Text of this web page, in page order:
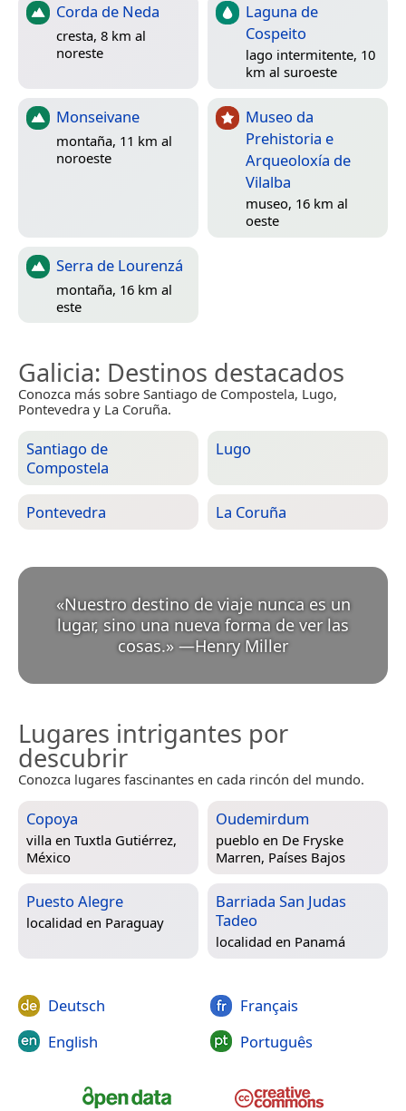
Corda de Neda
cresta, 8 km al
noreste
Laguna de
Cospeito
lago intermitente, 10
km al suroeste
Monseivane
montaña, 11 km al
noroeste
Museo da
Prehistoria e
Arqueoloxía de
Vilalba
museo, 16 km al
oeste
Serra de Lourenzá
montaña, 16 km al
este
Galicia: Destinos destacados
Conozca más sobre Santiago de Compostela, Lugo,
Pontevedra y La Coruña.
Santiago de
Compostela
Lugo
Pontevedra La Coruña
«Nuestro destino de viaje nunca es un
lugar, sino una nueva forma de ver las
cosas.» —Henry Miller
Lugares intrigantes por
descubrir
Conozca lugares fascinantes en cada rincón del mundo.
Copoya
villa en Tuxtla Gutiérrez,
México
Oudemirdum
pueblo en De Fryske
Marren, Países Bajos
Puesto Alegre
localidad en Paraguay
Barriada San Judas
Tadeo
localidad en Panamá
Deutsch
English
Français
Português